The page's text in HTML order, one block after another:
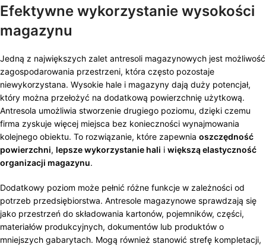
Efektywne wykorzystanie wysokości
magazynu
Jedną z największych zalet antresoli magazynowych jest możliwość
zagospodarowania przestrzeni, która często pozostaje
niewykorzystana. Wysokie hale i magazyny dają duży potencjał,
który można przełożyć na dodatkową powierzchnię użytkową.
Antresola umożliwia stworzenie drugiego poziomu, dzięki czemu
firma zyskuje więcej miejsca bez konieczności wynajmowania
kolejnego obiektu. To rozwiązanie, które zapewnia oszczędność
powierzchni, lepsze wykorzystanie hali i większą elastyczność
organizacji magazynu.
Dodatkowy poziom może pełnić różne funkcje w zależności od
potrzeb przedsiębiorstwa. Antresole magazynowe sprawdzają się
jako przestrzeń do składowania kartonów, pojemników, części,
materiałów produkcyjnych, dokumentów lub produktów o
mniejszych gabarytach. Mogą również stanowić strefę kompletacji,